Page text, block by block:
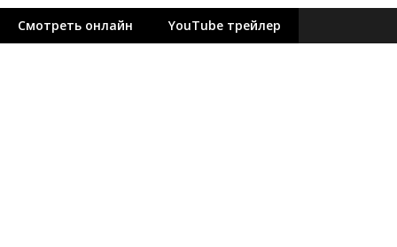
Смотреть онлайн YouTube трейлер